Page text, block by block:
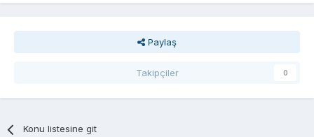
Paylaş
Takipçiler 0
Konu listesine git